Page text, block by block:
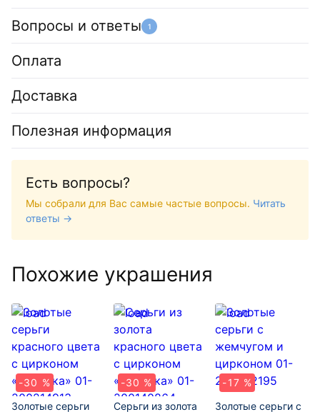
Вопросы и ответы 1
Оплата
Доставка
Полезная информация
Есть вопросы?
Мы собрали для Вас самые частые вопросы. Читать
ответы →
Похожие украшения
-30 %
Золотые серьги
-30 %
Серьги из золота
-17 %
Золотые серьги с